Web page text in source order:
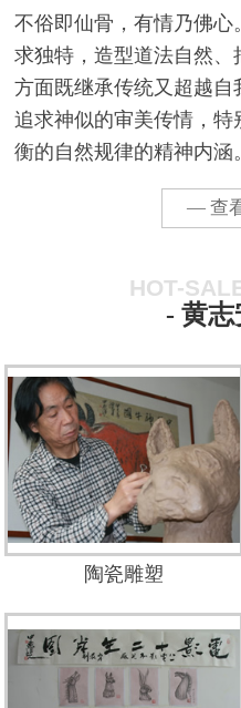
不俗即仙骨，有情乃佛
求独特，造型道法自然
方面既继承传统又超越
追求神似的审美传情，
衡的自然规律的精神内
的认知、淡定和超然的
观察力感悟着生活的激
— 查
HOT-
- 黄志
陶瓷雕塑